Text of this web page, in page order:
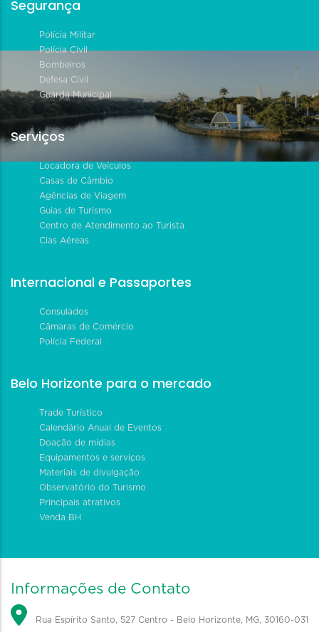
Segurança
Polícia Militar
Polícia Civil
Bombeiros
Defesa Civil
Guarda Municipal
Serviços
Locadora de Veículos
Casas de Câmbio
Agências de Viagem
Guias de Turismo
Centro de Atendimento ao Turista
Cias Aéreas
Internacional e Passaportes
Consulados
Câmaras de Comércio
Polícia Federal
Belo Horizonte para o mercado
Trade Turístico
Calendário Anual de Eventos
Doação de mídias
Equipamentos e serviços
Materiais de divulgação
Observatório do Turismo
Principais atrativos
Venda BH
Informações de Contato
Rua Espírito Santo, 527 Centro - Belo Horizonte, MG, 30160-031